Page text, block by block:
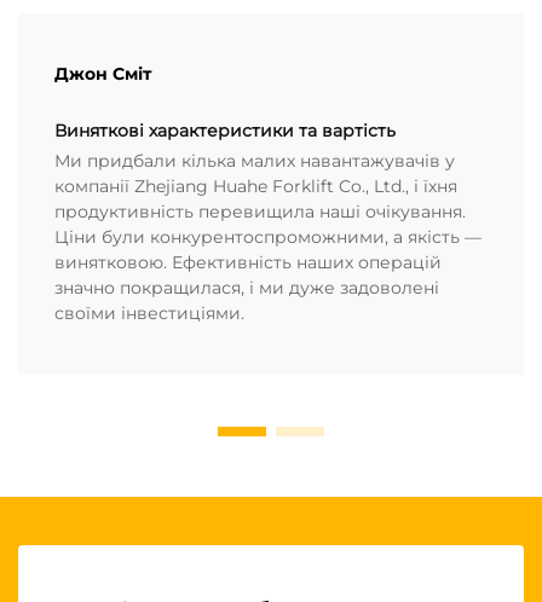
Джон Сміт
Виняткові характеристики та вартість
Ми придбали кілька малих навантажувачів у
компанії Zhejiang Huahe Forklift Co., Ltd., і їхня
продуктивність перевищила наші очікування.
Ціни були конкурентоспроможними, а якість —
винятковою. Ефективність наших операцій
значно покращилася, і ми дуже задоволені
своїми інвестиціями.